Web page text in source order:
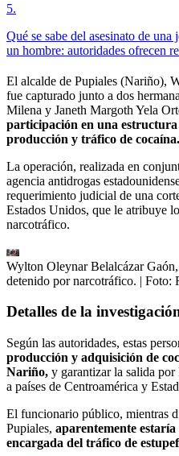
5.
Qué se sabe del asesinato de
un hombre: autoridades ofrecen
El alcalde de Pupiales (Nariño),
fue capturado junto a dos
Milena y Janeth Margoth Yela
participación en una
producción y tráfico de cocaína.
La operación, realizada en
agencia antidrogas
requerimiento judicial de una
Estados Unidos, que le atribuye
narcotráfico.
Wylton Oleynar Belalcázar
detenido por narcotráfico. | Foto:
Detalles de la
Según las autoridades, estas
producción y adquisición de
Nariño, y garantizar la salida
a países de Centroamérica y
El funcionario público, mientras
Pupiales, aparentemente
encargada del tráfico de